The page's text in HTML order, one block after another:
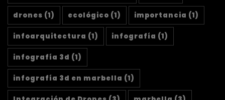
drones (1) ecológico (1) importancia (1)
infoarquitectura (1) infografía (1)
infografía 3d (1)
infografía 3d en marbella (1)